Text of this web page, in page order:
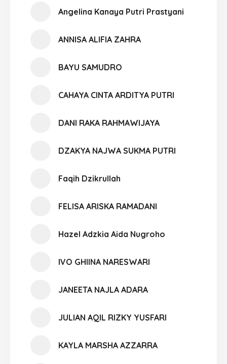
Angelina Kanaya Putri Prastyani
ANNISA ALIFIA ZAHRA
BAYU SAMUDRO
CAHAYA CINTA ARDITYA PUTRI
DANI RAKA RAHMAWIJAYA
DZAKYA NAJWA SUKMA PUTRI
Faqih Dzikrullah
FELISA ARISKA RAMADANI
Hazel Adzkia Aida Nugroho
IVO GHIINA NARESWARI
JANEETA NAJLA ADARA
JULIAN AQIL RIZKY YUSFARI
KAYLA MARSHA AZZARRA